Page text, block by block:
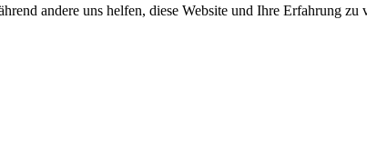
andere uns helfen, diese Website und Ihre Erfahrung zu